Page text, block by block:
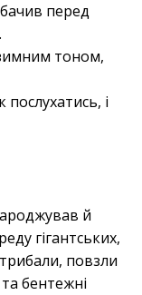
перед
тоном,
і
й
гігантських,
повзли
бентежні